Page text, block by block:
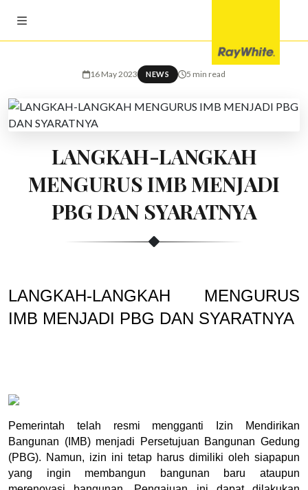
16 May 2023 NEWS 5 min read
LANGKAH-LANGKAH
MENGURUS IMB MENJADI
PBG DAN SYARATNYA
LANGKAH-LANGKAH MENGURUS
IMB MENJADI PBG DAN SYARATNYA
Pemerintah telah resmi mengganti Izin Mendirikan
Bangunan (IMB) menjadi Persetujuan Bangunan Gedung
(PBG). Namun, izin ini tetap harus dimiliki oleh siapapun
yang ingin membangun bangunan baru ataupun